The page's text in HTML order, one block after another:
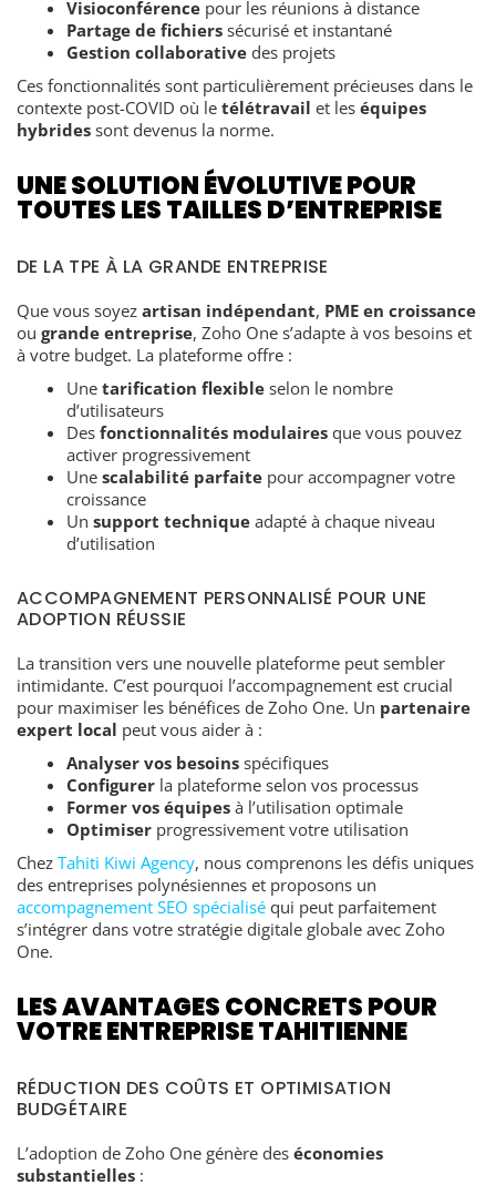
Visioconférence pour les réunions à distance
Partage de fichiers sécurisé et instantané
Gestion collaborative des projets
Ces fonctionnalités sont particulièrement précieuses dans le
contexte post-COVID où le télétravail et les équipes
hybrides sont devenus la norme.
UNE SOLUTION ÉVOLUTIVE POUR
TOUTES LES TAILLES D’ENTREPRISE
DE LA TPE À LA GRANDE ENTREPRISE
Que vous soyez artisan indépendant, PME en croissance
ou grande entreprise, Zoho One s’adapte à vos besoins et
à votre budget. La plateforme offre :
Une tarification flexible selon le nombre
d’utilisateurs
Des fonctionnalités modulaires que vous pouvez
activer progressivement
Une scalabilité parfaite pour accompagner votre
croissance
Un support technique adapté à chaque niveau
d’utilisation
ACCOMPAGNEMENT PERSONNALISÉ POUR UNE
ADOPTION RÉUSSIE
La transition vers une nouvelle plateforme peut sembler
intimidante. C’est pourquoi l’accompagnement est crucial
pour maximiser les bénéfices de Zoho One. Un partenaire
expert local peut vous aider à :
Analyser vos besoins spécifiques
Configurer la plateforme selon vos processus
Former vos équipes à l’utilisation optimale
Optimiser progressivement votre utilisation
Chez Tahiti Kiwi Agency, nous comprenons les défis uniques
des entreprises polynésiennes et proposons un
accompagnement SEO spécialisé qui peut parfaitement
s’intégrer dans votre stratégie digitale globale avec Zoho
One.
LES AVANTAGES CONCRETS POUR
VOTRE ENTREPRISE TAHITIENNE
RÉDUCTION DES COÛTS ET OPTIMISATION
BUDGÉTAIRE
L’adoption de Zoho One génère des économies
substantielles :